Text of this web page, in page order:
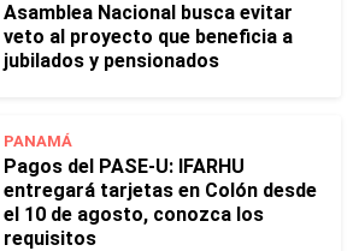
Asamblea Nacional busca evitar
veto al proyecto que beneficia a
jubilados y pensionados
PANAMÁ
Pagos del PASE-U: IFARHU
entregará tarjetas en Colón desde
el 10 de agosto, conozca los
requisitos